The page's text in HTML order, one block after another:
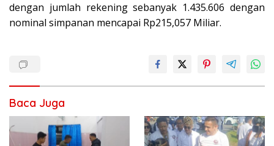
dengan jumlah rekening sebanyak 1.435.606 dengan
nominal simpanan mencapai Rp215,057 Miliar.
Baca Juga